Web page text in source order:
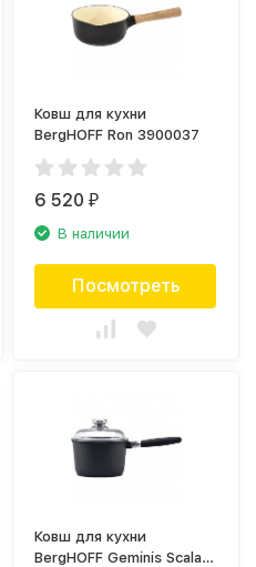
Ковш для кухни
BergHOFF Ron 3900037
6 520₽
В наличии
Посмотреть
Ковш для кухни
BergHOFF Geminis Scala